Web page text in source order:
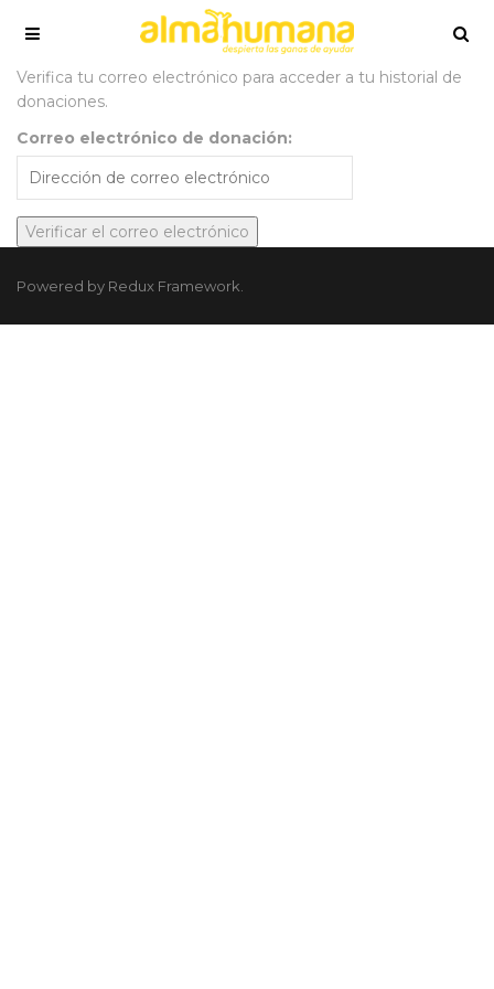
Verifica tu correo electrónico para acceder a tu historial de
donaciones.
Correo electrónico de donación:
Powered by Redux Framework.